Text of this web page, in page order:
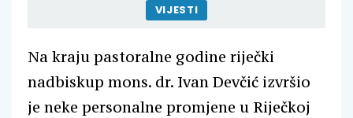
VIJESTI
Na kraju pastoralne godine riječki
nadbiskup mons. dr. Ivan Devčić izvršio
je neke personalne promjene u Riječkoj